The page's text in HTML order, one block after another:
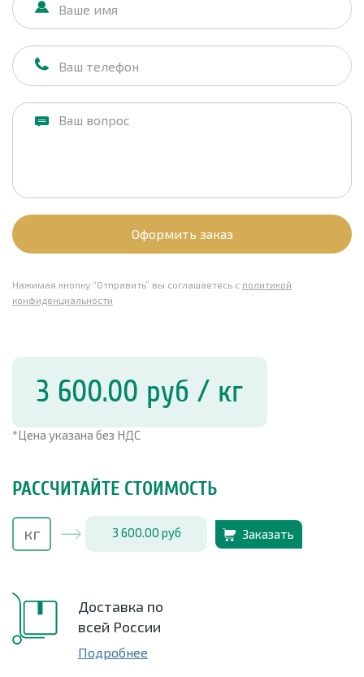
Оформить заказ
Нажимая кнопку “Отправить” вы соглашаетесь с политикой
конфиденциальности
3 600.00 руб / кг
*Цена указана без НДС
РАССЧИТАЙТЕ СТОИМОСТЬ
3 600.00 руб Заказать
Доставка по
всей России
Подробнее